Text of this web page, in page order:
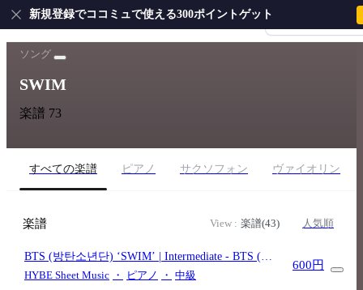
会員登録・ログイ
新規登録でココミュで使える300ポイントゲット
ホーム › BTS SWIM
ソング
SWIM
楽譜 73
すべての楽譜 ピアノ サクソフォン ヴァイオリン
楽譜 View : 楽譜(43) 人気順
BTS (방탄소년단) ‘SWIM’ | Intermediate - BTS (방
탄소년단)
HYBE Sheet Music ・ ピアノ ・ 中級
600円